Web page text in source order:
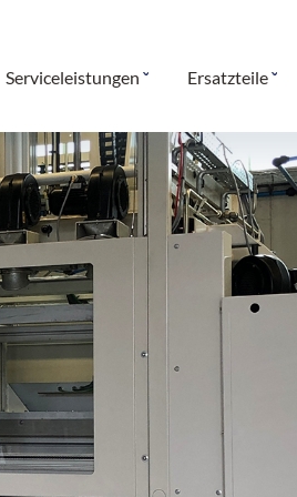
Serviceleistungen Ersatzteile